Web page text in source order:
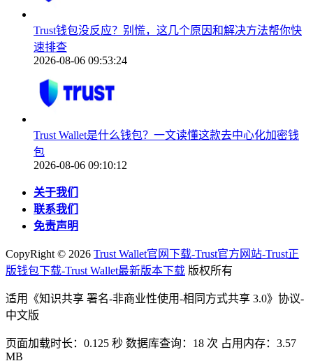
Trust钱包没反应？别慌，这几个原因和解决方法帮你快
速排查
2026-08-06 09:53:24
Trust Wallet是什么钱包？一文读懂这款去中心化加密钱
包
2026-08-06 09:10:12
关于我们
联系我们
免责声明
CopyRight © 2026 Trust Wallet官网下载-Trust官方网站-Trust正
版钱包下载-Trust Wallet最新版本下载 版权所有
适用《知识共享 署名-非商业性使用-相同方式共享 3.0》协议-
中文版
页面加载时长：0.125 秒 数据库查询：18 次 占用内存：3.57
MB